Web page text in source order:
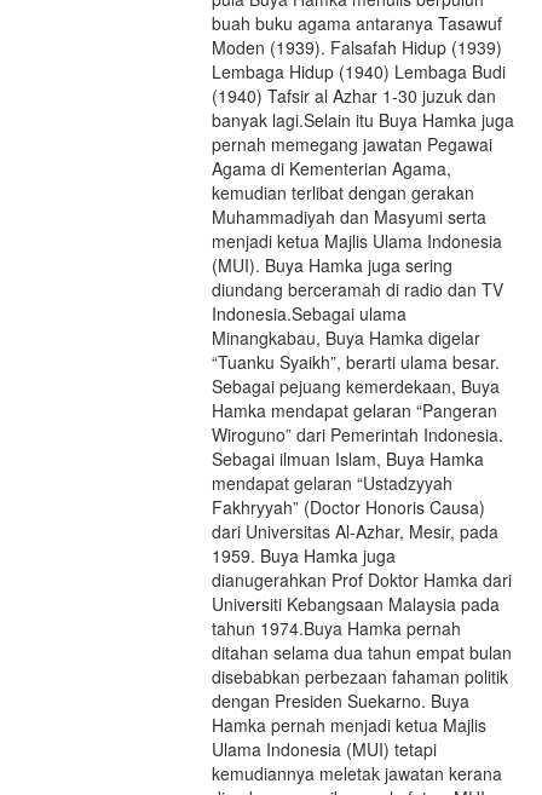
buah buku agama antaranya Tasawuf
Moden (1939). Falsafah Hidup (1939)
Lembaga Hidup (1940) Lembaga Budi
(1940) Tafsir al Azhar 1-30 juzuk dan
banyak lagi.Selain itu Buya Hamka juga
pernah memegang jawatan Pegawai
Agama di Kementerian Agama,
kemudian terlibat dengan gerakan
Muhammadiyah dan Masyumi serta
menjadi ketua Majlis Ulama Indonesia
(MUI). Buya Hamka juga sering
diundang berceramah di radio dan TV
Indonesia.Sebagai ulama
Minangkabau, Buya Hamka digelar
“Tuanku Syaikh”, berarti ulama besar.
Sebagai pejuang kemerdekaan, Buya
Hamka mendapat gelaran “Pangeran
Wiroguno” dari Pemerintah Indonesia.
Sebagai ilmuan Islam, Buya Hamka
mendapat gelaran “Ustadzyyah
Fakhryyah” (Doctor Honoris Causa)
dari Universitas Al-Azhar, Mesir, pada
1959. Buya Hamka juga
dianugerahkan Prof Doktor Hamka dari
Universiti Kebangsaan Malaysia pada
tahun 1974.Buya Hamka pernah
ditahan selama dua tahun empat bulan
disebabkan perbezaan fahaman politik
dengan Presiden Suekarno. Buya
Hamka pernah menjadi ketua Majlis
Ulama Indonesia (MUI) tetapi
kemudiannya meletak jawatan kerana